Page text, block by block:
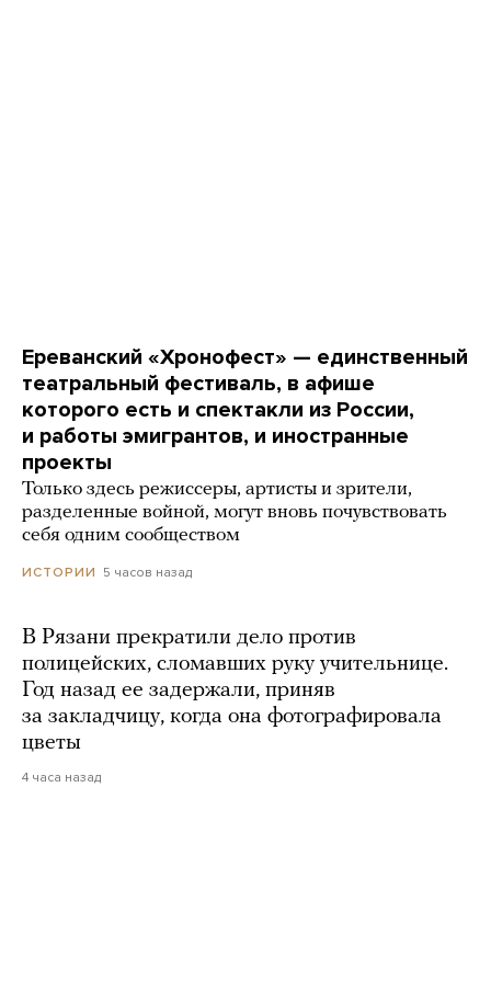
Ереванский «Хронофест» — единственный
театральный фестиваль, в афише
которого есть и спектакли из России,
и работы эмигрантов, и иностранные
проекты
Только здесь режиссеры, артисты и зрители,
разделенные войной, могут вновь почувствовать
себя одним сообществом
ИСТОРИИ 5 часов назад
В Рязани прекратили дело против
полицейских, сломавших руку учительнице.
Год назад ее задержали, приняв
за закладчицу, когда она фотографировала
цветы
4 часа назад